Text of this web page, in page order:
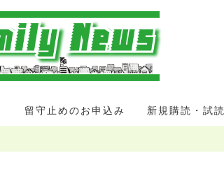
留守止めのお申込み 新規購読・試読